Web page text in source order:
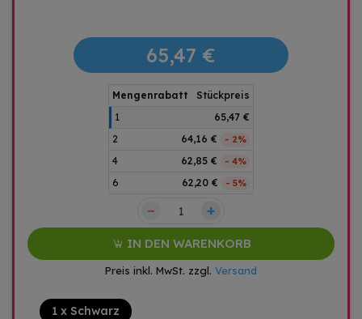
65,47 €
Mengenrabatt
Stückpreis
1
65,47 €
2
64,16 € - 2%
4 62,85 € - 4%
6 62,20 € - 5%
– +
IN DEN WARENKORB
Preis inkl. MwSt. zzgl. Versand
1 x Schwarz